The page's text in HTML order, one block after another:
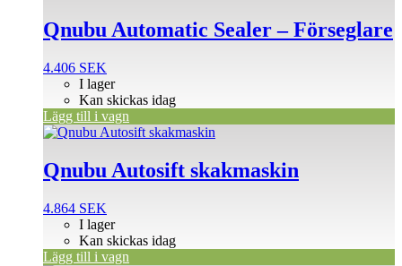
Qnubu Automatic Sealer – Förseglare
4.406 SEK
I lager
Kan skickas idag
Lägg till i vagn
Qnubu Autosift skakmaskin
4.864 SEK
I lager
Kan skickas idag
Lägg till i vagn